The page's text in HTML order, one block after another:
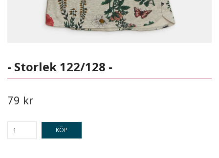
- Storlek 122/128 -
79 kr
KÖP